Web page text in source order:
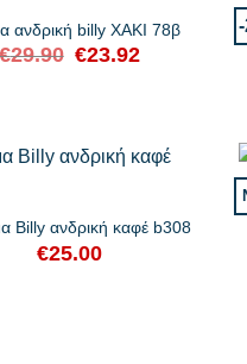
ανδρική billy ΧΑΚΙ 78β
29.90 Original
€23.92Η
Billy ανδρική καφέ b308
€25.00